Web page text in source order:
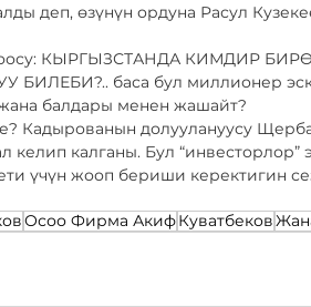
деп, өзүнүн ордуна Расул
КЫРГЫЗСТАНДА КИМДИР
БИЛЕБИ?.. баса бул миллионер
балдары менен жашайт?
Кадырованын долуулануусу
келип калганы. Бул
үчүн жооп бериши керектигин
Осоо Фирма АкифКуватбеков